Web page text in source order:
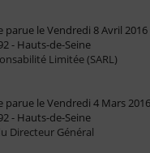
parue le Vendredi 8 Avril 2016
- Hauts-de-Seine
Limitée (SARL)
parue le Vendredi 4 Mars 2016
- Hauts-de-Seine
Directeur Général